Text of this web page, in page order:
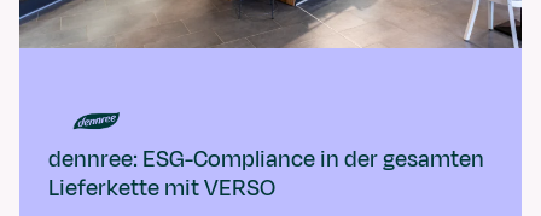
dennree: ESG-Compliance in der gesamten
Lieferkette mit VERSO